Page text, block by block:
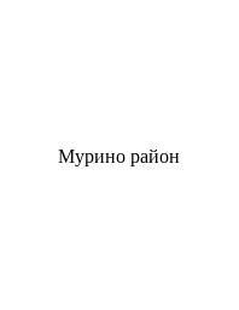
Мурино район